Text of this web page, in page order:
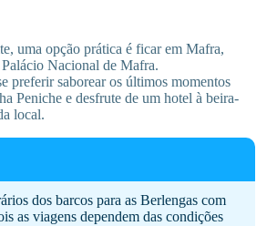
uma opção prática é ficar em Mafra,
Nacional de Mafra.
preferir saborear os últimos momentos
Peniche e desfrute de um hotel à beira-
local.
dos barcos para as Berlengas com
as viagens dependem das condições